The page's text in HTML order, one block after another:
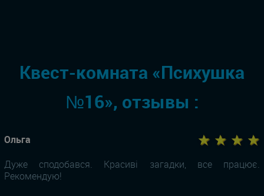
Квест-комната «Психушка
№16», отзывы :
Ольга ★ ★ ★ ★
Дуже сподобався. Красиві загадки, все працює.
Рекомендую!